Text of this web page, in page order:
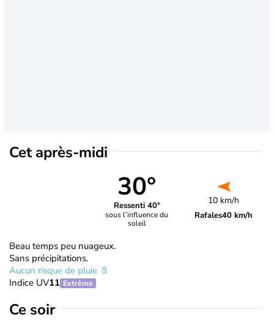
Cet après-midi
30°
Ressenti 40°
sous l’influence du
soleil
10 km/h
Rafales40 km/h
Beau temps peu nuageux.
Sans précipitations.
Aucun risque de pluie
Indice UV11 Extrême
Ce soir